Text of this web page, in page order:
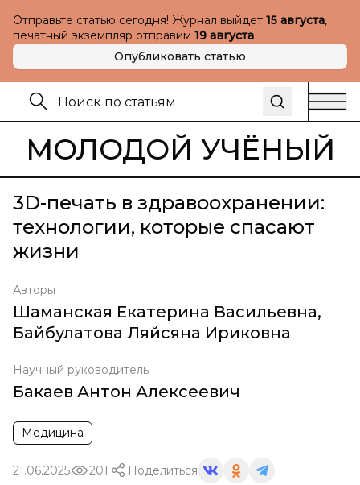
Отправьте статью сегодня! Журнал выйдет 15 августа,
печатный экземпляр отправим 19 августа
Опубликовать статью
МОЛОДОЙ УЧЁНЫЙ
3D-печать в здравоохранении:
технологии, которые спасают
жизни
Авторы
Шаманская Екатерина Васильевна,
Байбулатова Ляйсяна Ириковна
Научный руководитель
Бакаев Антон Алексеевич
Медицина
21.06.2025 201 Поделиться